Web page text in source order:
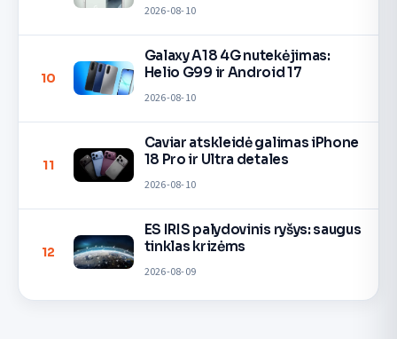
2026-08-10
10
Galaxy A18 4G nutekėjimas:
Helio G99 ir Android 17
2026-08-10
11
Caviar atskleidė galimas iPhone
18 Pro ir Ultra detales
2026-08-10
12
ES IRIS palydovinis ryšys: saugus
tinklas krizėms
2026-08-09